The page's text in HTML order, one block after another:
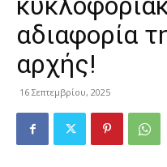
αδιαφορία
αρχής!
16 Σεπτεμβρίου, 2025